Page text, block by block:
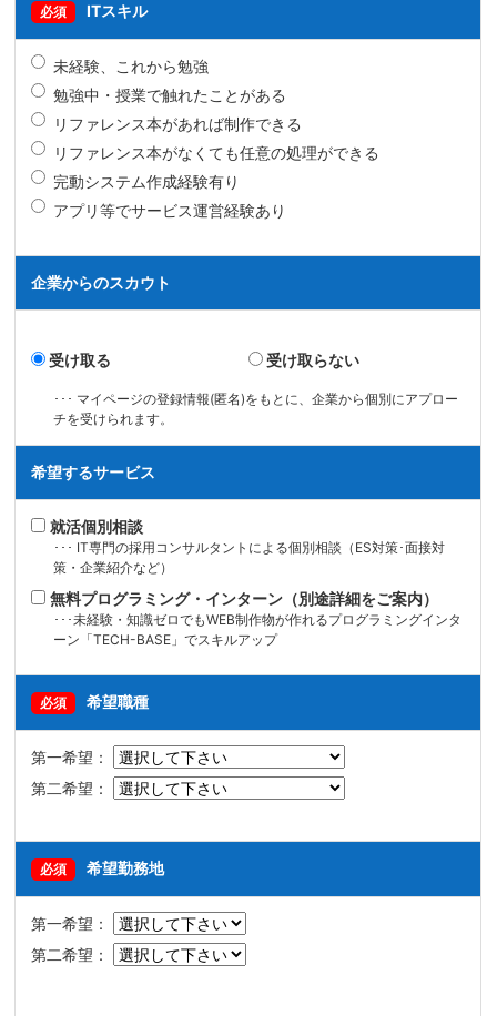
必須 ITスキル
未経験、これから勉強
勉強中・授業で触れたことがある
リファレンス本があれば制作できる
リファレンス本がなくても任意の処理ができる
完動システム作成経験有り
アプリ等でサービス運営経験あり
企業からのスカウト
受け取る 受け取らない
･･･ マイページの登録情報(匿名)をもとに、企業から個別にアプロー
チを受けられます。
希望するサービス
就活個別相談
･･･ IT専門の採用コンサルタントによる個別相談（ES対策･面接対
策・企業紹介など）
無料プログラミング・インターン（別途詳細をご案内）
･･･未経験・知識ゼロでもWEB制作物が作れるプログラミングインタ
ーン「TECH-BASE」でスキルアップ
必須 希望職種
第一希望：
第二希望：
必須 希望勤務地
第一希望：
第二希望：